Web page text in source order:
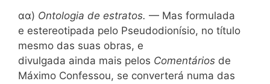
αα) Ontologia de estratos. — Mas formulada
e estereotipada pelo Pseudodionísio, no título
mesmo das suas obras, e
divulgada ainda mais pelos Comentários de
Máximo Confessou, se converterá numa das